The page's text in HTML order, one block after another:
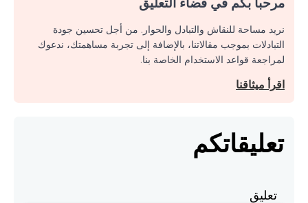
نريد مساحة للنقاش والتبادل والحوار. من أجل تحسين جودة
التبادلات بموجب مقالاتنا، بالإضافة إلى تجربة مساهمتك، ندعوك
لمراجعة قواعد الاستخدام الخاصة بنا.
اقرأ ميثاقنا
تعليقاتكم
تعليق